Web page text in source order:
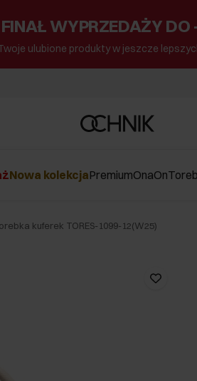
FINAŁ WYPRZEDAŻY DO
ulubione produkty w jeszcze
Nowa kolekcjaPremiumOnaOn
kuferek TORES-1099-12(W25)